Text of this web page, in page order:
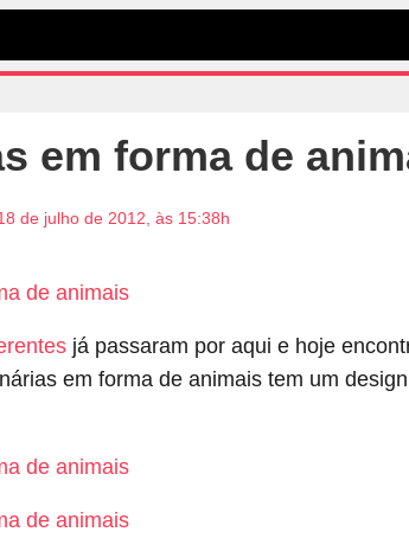
em forma de
de julho de 2012, às 15:38h
já passaram por aqui e hoje
em forma de animais tem um